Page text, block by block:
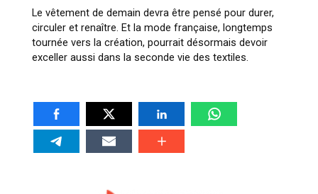
Le vêtement de demain devra être pensé pour durer,
circuler et renaître. Et la mode française, longtemps
tournée vers la création, pourrait désormais devoir
exceller aussi dans la seconde vie des textiles.